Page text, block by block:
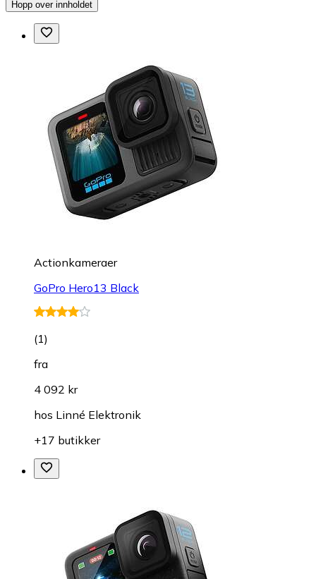
Hopp over innholdet
Actionkameraer
GoPro Hero13 Black
(1)
fra
4 092 kr
hos Linné Elektronik
+17 butikker